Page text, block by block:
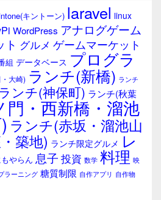
キントーン) laravel linux
WordPress アナログゲーム
ト グルメ ゲームマーケット
組 データベース プログラ
大崎) ランチ(新橋) ランチ
ランチ(神保町) ランチ(秋葉
門・西新橋・溜池
ランチ(赤坂・溜池山
築地) ランチ限定グルメ レ
やらん 息子 投資 数学 料理 映
ラーニング 糖質制限 自作アプリ 自作物